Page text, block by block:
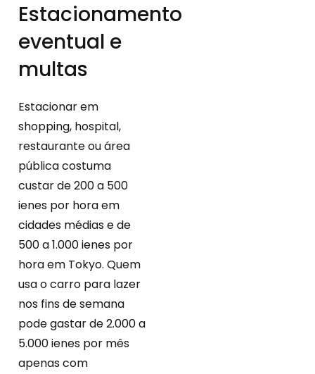
Estacionamento
eventual e
multas
Estacionar em
shopping, hospital,
restaurante ou área
pública costuma
custar de 200 a 500
ienes por hora em
cidades médias e de
500 a 1.000 ienes por
hora em Tokyo. Quem
usa o carro para lazer
nos fins de semana
pode gastar de 2.000 a
5.000 ienes por mês
apenas com